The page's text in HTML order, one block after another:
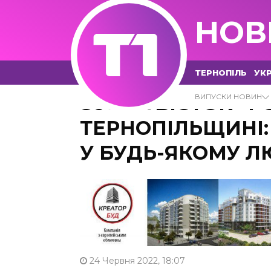
ТЕРНОПІЛЬ
ВИПУСКИ НОВИН
800 ПОВІСТОК
У БУДЬ-ЯКОМУ
24 Червня 2022, 18:07